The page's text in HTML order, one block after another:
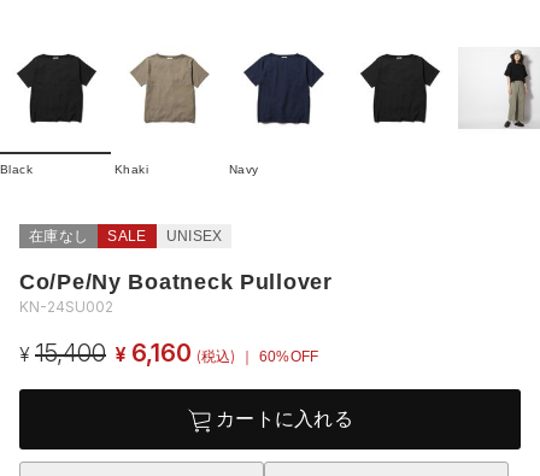
Black Khaki Navy
在庫なし SALE UNISEX
Co/Pe/Ny Boatneck Pullover
KN-24SU002
¥ 15,400 ¥ 6,160 (税込) ｜ 60%OFF
カートに入れる